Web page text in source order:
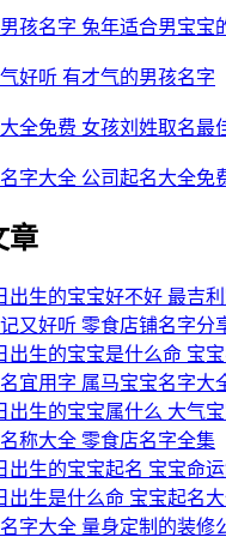
孩名字 兔年适合男宝宝
好听 有才气的男孩名字
全免费 女孩刘姓取名最
字大全 公司起名大全免
章
出生的宝宝好不好 最吉
又好听 零食店铺名字分
出生的宝宝是什么命 宝
宜用字 属马宝宝名字大
出生的宝宝属什么 大气
称大全 零食店名字全集
出生的宝宝起名 宝宝命
出生是什么命 宝宝起名
字大全 量身定制的装修